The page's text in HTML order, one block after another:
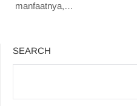
manfaatnya,…
SEARCH